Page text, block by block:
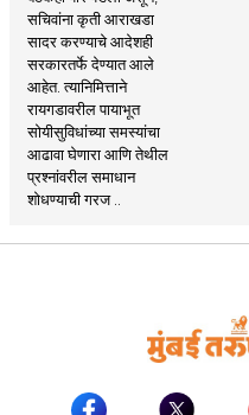
सचिवांना कृती आराखडा
सादर करण्याचे आदेशही
सरकारतर्फे देण्यात आले
आहेत. त्यानिमित्ताने
रायगडावरील पायाभूत
सोयीसुविधांच्या समस्यांचा
आढावा घेणारा आणि तेथील
प्रश्नांवरील समाधान
शोधण्याची गरज ..